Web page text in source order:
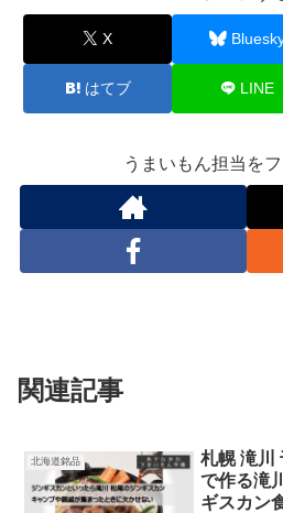
X
はてブ LINE
うまいもん担当を
関連記事
北海道銘品
札幌 滝川
で作る滝
ギスカン